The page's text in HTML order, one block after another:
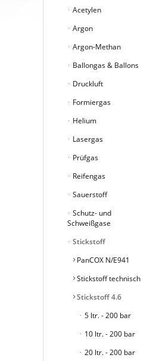
Acetylen
Argon
Argon-Methan
Ballongas & Ballons
Druckluft
Formiergas
Helium
Lasergas
Prüfgas
Reifengas
Sauerstoff
Schutz- und
Schweißgase
Stickstoff
PanCOX N/E941
Stickstoff technisch
Stickstoff 4.6
5 ltr. - 200 bar
10 ltr. - 200 bar
20 ltr. - 200 bar